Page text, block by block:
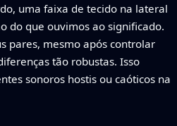
uma faixa de tecido na lateral
do que ouvimos ao significado.
pares, mesmo após controlar
tão robustas. Isso
sonoros hostis ou caóticos na